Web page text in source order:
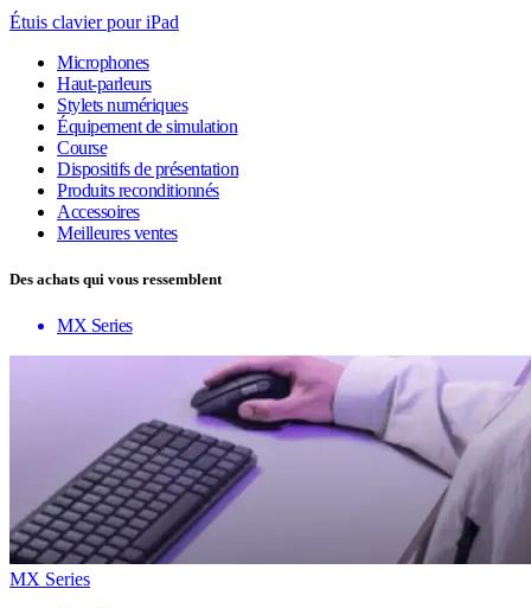
Étuis clavier pour iPad
Microphones
Haut-parleurs
Stylets numériques
Équipement de simulation
Course
Dispositifs de présentation
Produits reconditionnés
Accessoires
Meilleures ventes
Des achats qui vous ressemblent
MX Series
MX Series